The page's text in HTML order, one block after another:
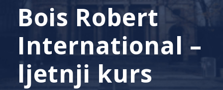
Bois Robert
International –
ljetnji kurs